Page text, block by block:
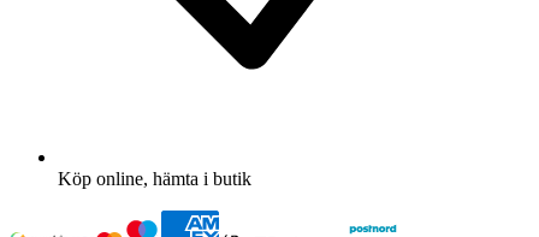
Köp online, hämta i butik